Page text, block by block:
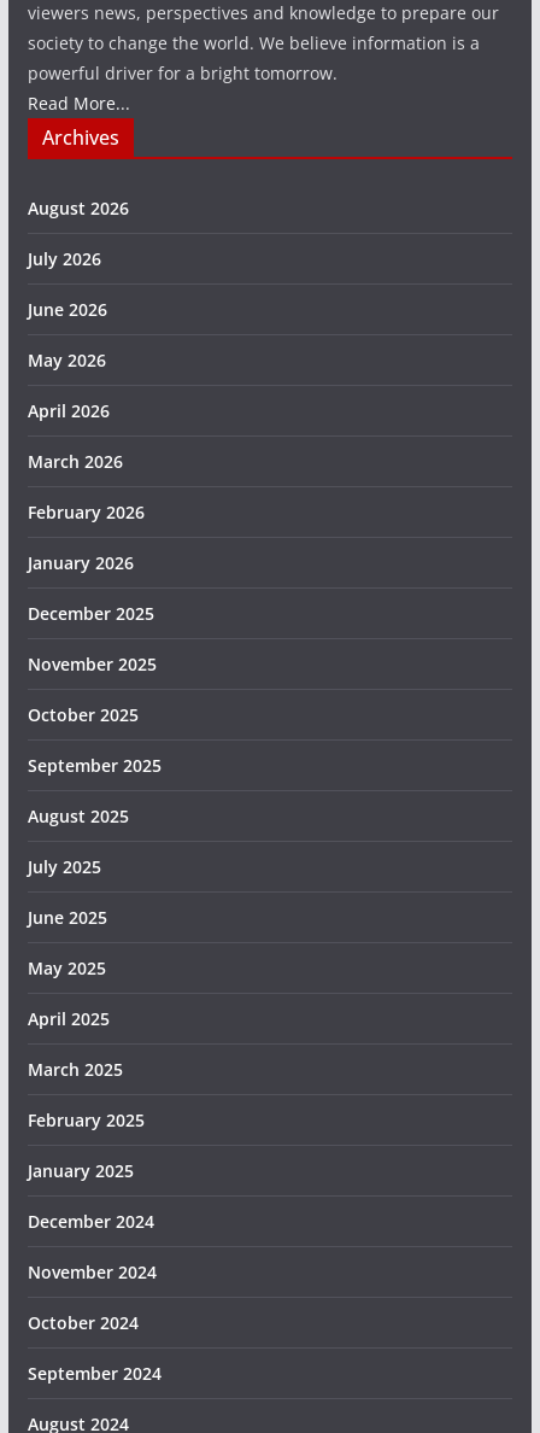
viewers news, perspectives and knowledge to prepare our
society to change the world. We believe information is a
powerful driver for a bright tomorrow.
Read More...
Archives
August 2026
July 2026
June 2026
May 2026
April 2026
March 2026
February 2026
January 2026
December 2025
November 2025
October 2025
September 2025
August 2025
July 2025
June 2025
May 2025
April 2025
March 2025
February 2025
January 2025
December 2024
November 2024
October 2024
September 2024
August 2024